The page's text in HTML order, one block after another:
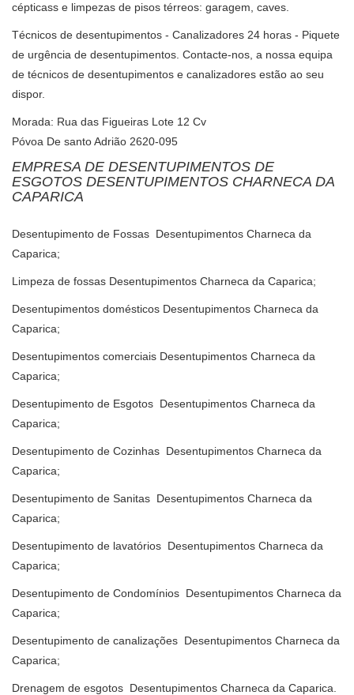
cépticass e limpezas de pisos térreos: garagem, caves.
Técnicos de desentupimentos - Canalizadores 24 horas - Piquete
de urgência de desentupimentos. Contacte-nos, a nossa equipa
de técnicos de desentupimentos e canalizadores estão ao seu
dispor.
Morada: Rua das Figueiras Lote 12 Cv
Póvoa De santo Adrião 2620-095
EMPRESA DE DESENTUPIMENTOS DE
ESGOTOS DESENTUPIMENTOS CHARNECA DA
CAPARICA
Desentupimento de Fossas Desentupimentos Charneca da
Caparica;
Limpeza de fossas Desentupimentos Charneca da Caparica;
Desentupimentos domésticos Desentupimentos Charneca da
Caparica;
Desentupimentos comerciais Desentupimentos Charneca da
Caparica;
Desentupimento de Esgotos Desentupimentos Charneca da
Caparica;
Desentupimento de Cozinhas Desentupimentos Charneca da
Caparica;
Desentupimento de Sanitas Desentupimentos Charneca da
Caparica;
Desentupimento de lavatórios Desentupimentos Charneca da
Caparica;
Desentupimento de Condomínios Desentupimentos Charneca da
Caparica;
Desentupimento de canalizações Desentupimentos Charneca da
Caparica;
Drenagem de esgotos Desentupimentos Charneca da Caparica.